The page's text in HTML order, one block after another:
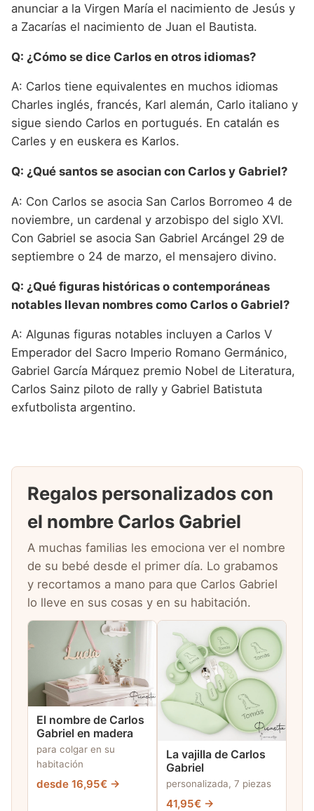
anunciar a la Virgen María el nacimiento de Jesús y
a Zacarías el nacimiento de Juan el Bautista.
Q: ¿Cómo se dice Carlos en otros idiomas?
A: Carlos tiene equivalentes en muchos idiomas
Charles inglés, francés, Karl alemán, Carlo italiano y
sigue siendo Carlos en portugués. En catalán es
Carles y en euskera es Karlos.
Q: ¿Qué santos se asocian con Carlos y Gabriel?
A: Con Carlos se asocia San Carlos Borromeo 4 de
noviembre, un cardenal y arzobispo del siglo XVI.
Con Gabriel se asocia San Gabriel Arcángel 29 de
septiembre o 24 de marzo, el mensajero divino.
Q: ¿Qué figuras históricas o contemporáneas
notables llevan nombres como Carlos o Gabriel?
A: Algunas figuras notables incluyen a Carlos V
Emperador del Sacro Imperio Romano Germánico,
Gabriel García Márquez premio Nobel de Literatura,
Carlos Sainz piloto de rally y Gabriel Batistuta
exfutbolista argentino.
Regalos personalizados con
el nombre Carlos Gabriel
A muchas familias les emociona ver el nombre
de su bebé desde el primer día. Lo grabamos
y recortamos a mano para que Carlos Gabriel
lo lleve en sus cosas y en su habitación.
El nombre de Carlos
Gabriel en madera
para colgar en su
habitación
desde 16,95€ →
La vajilla de Carlos
Gabriel
personalizada, 7 piezas
41,95€ →